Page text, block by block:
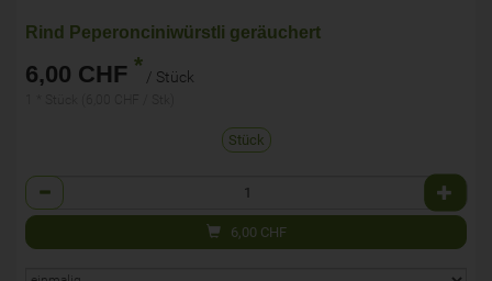
Rind Peperonciniwürstli geräuchert
6,00 CHF * / Stück
Stück
Anzahl
6,00 CHF